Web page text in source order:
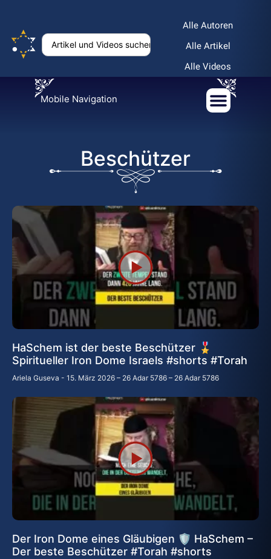
Alle Autoren
Alle Artikel
Alle Videos
Mobile Navigation
Beschützer
HaSchem ist der beste Beschützer 🎖️
Spiritueller Iron Dome Israels #shorts #Torah
Ariela Guseva 15. März 2026 – 26 Adar 5786 – 26 Adar 5786
Der Iron Dome eines Gläubigen 🛡️ HaSchem –
Der beste Beschützer #Torah #shorts